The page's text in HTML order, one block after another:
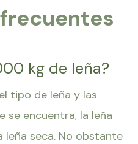
kg de leña?
tipo de leña y las
se encuentra, la leña
leña seca. No obstante